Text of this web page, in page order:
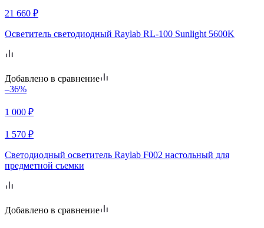
21 660 ₽
Осветитель светодиодный Raylab RL-100 Sunlight 5600K
Добавлено в сравнение
–36%
1 000 ₽
1 570 ₽
Светодиодный осветитель Raylab F002 настольный для
предметной съемки
Добавлено в сравнение